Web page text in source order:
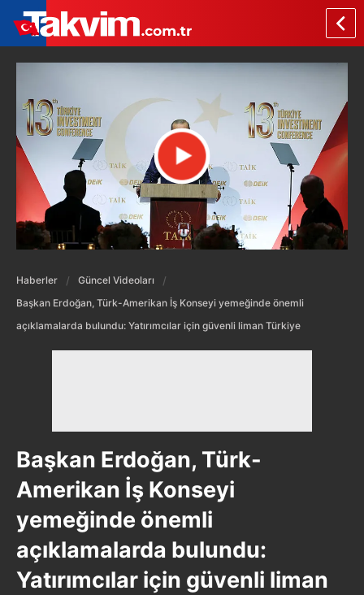
Haberler
Güncel Videoları
Başkan Erdoğan, Türk-Amerikan İş Konseyi yemeğinde önemli
açıklamalarda bulundu: Yatırımcılar için güvenli liman Türkiye
Başkan Erdoğan, Türk-
Amerikan İş Konseyi
yemeğinde önemli
açıklamalarda bulundu:
Yatırımcılar için güvenli liman